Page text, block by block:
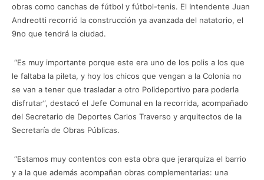
obras como canchas de fútbol y fútbol-tenis. El Intendente Juan
Andreotti recorrió la construcción ya avanzada del natatorio, el
9no que tendrá la ciudad.
“Es muy importante porque este era uno de los polis a los que
le faltaba la pileta, y hoy los chicos que vengan a la Colonia no
se van a tener que trasladar a otro Polideportivo para poderla
disfrutar”, destacó el Jefe Comunal en la recorrida, acompañado
del Secretario de Deportes Carlos Traverso y arquitectos de la
Secretaría de Obras Públicas.
“Estamos muy contentos con esta obra que jerarquiza el barrio
y a la que además acompañan obras complementarias: una